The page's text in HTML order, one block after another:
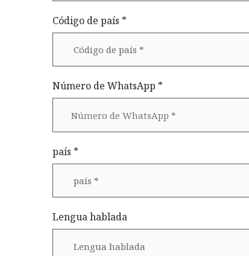
Código de país *
Número de WhatsApp *
país *
Lengua hablada